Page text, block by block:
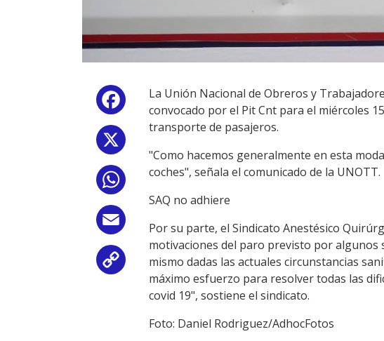
Facebook
Email
Copy
Link
La Unión Nacional de Obreros y
convocado por el Pit Cnt para el miércoles
transporte de pasajeros.
"Como hacemos generalmente en esta
coches", señala el comunicado de la UNOTT.
SAQ no adhiere
Por su parte, el Sindicato Anestésico
motivaciones del paro previsto por algunos
mismo dadas las actuales circunstancias
máximo esfuerzo para resolver todas las
covid 19", sostiene el sindicato.
Foto: Daniel Rodriguez/AdhocFotos